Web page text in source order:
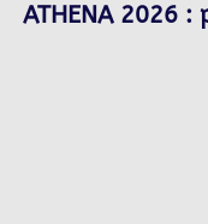
ATHENA 2026